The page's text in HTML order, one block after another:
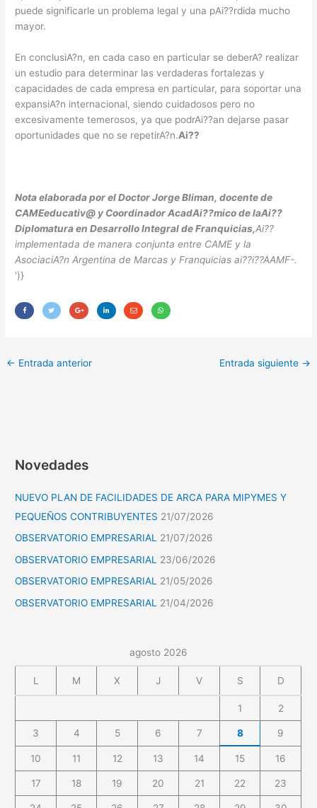
puede significarle un problema legal y una pAi??rdida mucho
mayor.
En conclusiA?n, en cada caso en particular se deberA? realizar
un estudio para determinar las verdaderas fortalezas y
capacidades de cada empresa en particular, para soportar una
expansiA?n internacional, siendo cuidadosos pero no
excesivamente temerosos, ya que podrAi??an dejarse pasar
oportunidades que no se repetirA?n.Ai??
Nota elaborada por el Doctor Jorge Bliman, docente de
CAMEeducativ@ y Coordinador AcadAi??mico de laAi??
Diplomatura en Desarrollo Integral de Franquicias,Ai??
implementada de manera conjunta entre CAME y la
AsociaciA?n Argentina de Marcas y Franquicias ai??i??AAMF-.
')}
← Entrada anterior Entrada siguiente →
Novedades
NUEVO PLAN DE FACILIDADES DE ARCA PARA MIPYMES Y
PEQUEÑOS CONTRIBUYENTES 21/07/2026
OBSERVATORIO EMPRESARIAL 21/07/2026
OBSERVATORIO EMPRESARIAL
23/06/2026
OBSERVATORIO EMPRESARIAL
21/05/2026
OBSERVATORIO EMPRESARIAL
21/04/2026
agosto 2026
L M X J V S D
1 2
3 4 5 6 7 8 9
10 11 12 13 14 15 16
17 18 19 20 21 22 23